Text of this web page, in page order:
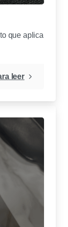
que aplica
leer